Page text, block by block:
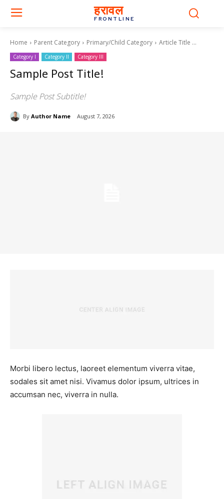
हरावल
FRONTLINE
Home Parent Category Primary/Child Category Article Title ...
Category I Category II Category III
Sample Post Title!
Sample Post Subtitle!
By Author Name August 7, 2026
Morbi libero lectus, laoreet elementum viverra vitae,
sodales sit amet nisi. Vivamus dolor ipsum, ultrices in
accumsan nec, viverra in nulla.